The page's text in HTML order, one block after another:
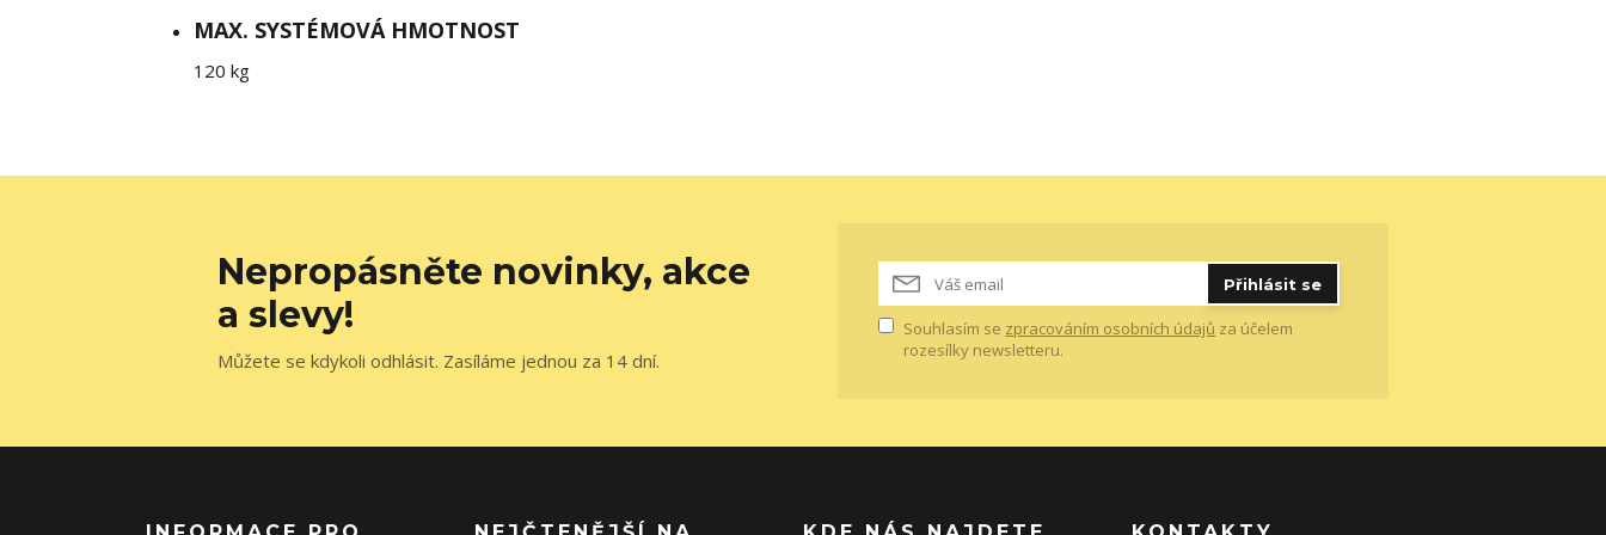
MAX. SYSTÉMOVÁ HMOTNOST
120 kg
Nepropásněte novinky, akce
a slevy!
Můžete se kdykoli odhlásit. Zasíláme jednou za 14 dní.
Přihlásit se
Souhlasím se zpracováním osobních údajů za účelem
rozesílky newsletteru.